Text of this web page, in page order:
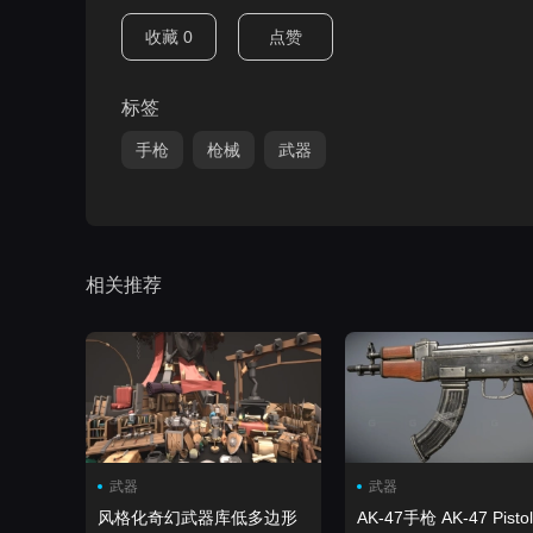
收藏 0 点赞
标签
手枪 枪械 武器
相关推荐
武器
风格化奇幻武器库低多边形
武器
AK-47手枪 AK-47 Pistol